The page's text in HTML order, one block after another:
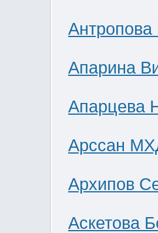
Антропова
Апарина
Апарцева
Арссан
Архипов
Аскетова